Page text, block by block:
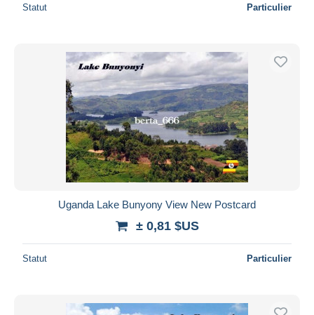
Statut Particulier
Uganda Lake Bunyony View New Postcard
± 0,81 $US
Statut Particulier